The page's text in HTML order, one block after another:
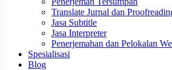
Translate Jurnal dan
Jasa Subtitle
Jasa Interpreter
Penerjemahan dan Pelokalan
Spesialisasi
Blog